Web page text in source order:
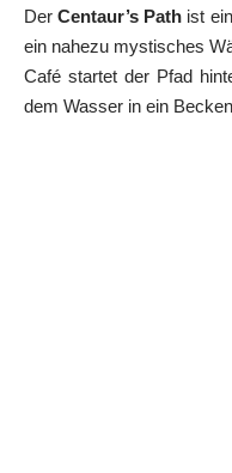
DerCentaur’s Path ist
ein nahezu mystisches
Café startet der Pfad
dem Wasser in ein